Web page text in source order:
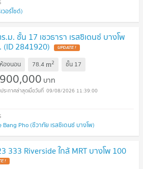
อร์ไซด์)
ม. ชั้น 17 เชวธารา เรสซิเดนซ์ บางโพ
(ID 2841920) UPDATE !
องนอน 78.4 m2 ชั้น 17
บาท
09/08/2026 11:39:00
Bang Pho (ชีวาทัย เรสซิเดนซ์ บางโพ)
333 Riverside ใกล้ MRT บางโพ 100
!